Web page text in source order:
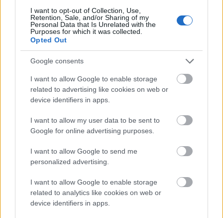
I want to opt-out of Collection, Use,
Retention, Sale, and/or Sharing of my
Personal Data that Is Unrelated with the
Purposes for which it was collected.
Opted Out
Google consents
I want to allow Google to enable storage
related to advertising like cookies on web or
device identifiers in apps.
I want to allow my user data to be sent to
Google for online advertising purposes.
I want to allow Google to send me
personalized advertising.
I want to allow Google to enable storage
related to analytics like cookies on web or
device identifiers in apps.
Εγγραφή Σύνδεση
Συνδέσου και κάνε το πρώτο σχόλιο...
BEST OFINTERNET